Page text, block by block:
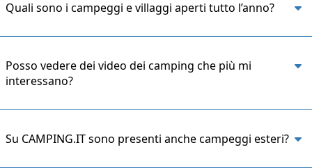
Quali sono i campeggi e villaggi aperti tutto l’anno?
Posso vedere dei video dei camping che più mi
interessano?
Su CAMPING.IT sono presenti anche campeggi esteri?